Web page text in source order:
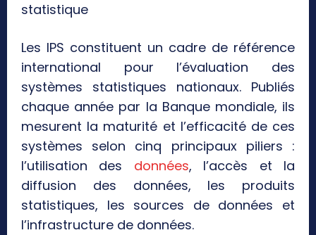
statistique
Les IPS constituent un cadre de référence
international pour l’évaluation des
systèmes statistiques nationaux. Publiés
chaque année par la Banque mondiale, ils
mesurent la maturité et l’efficacité de ces
systèmes selon cinq principaux piliers :
l’utilisation des données, l’accès et la
diffusion des données, les produits
statistiques, les sources de données et
l’infrastructure de données.